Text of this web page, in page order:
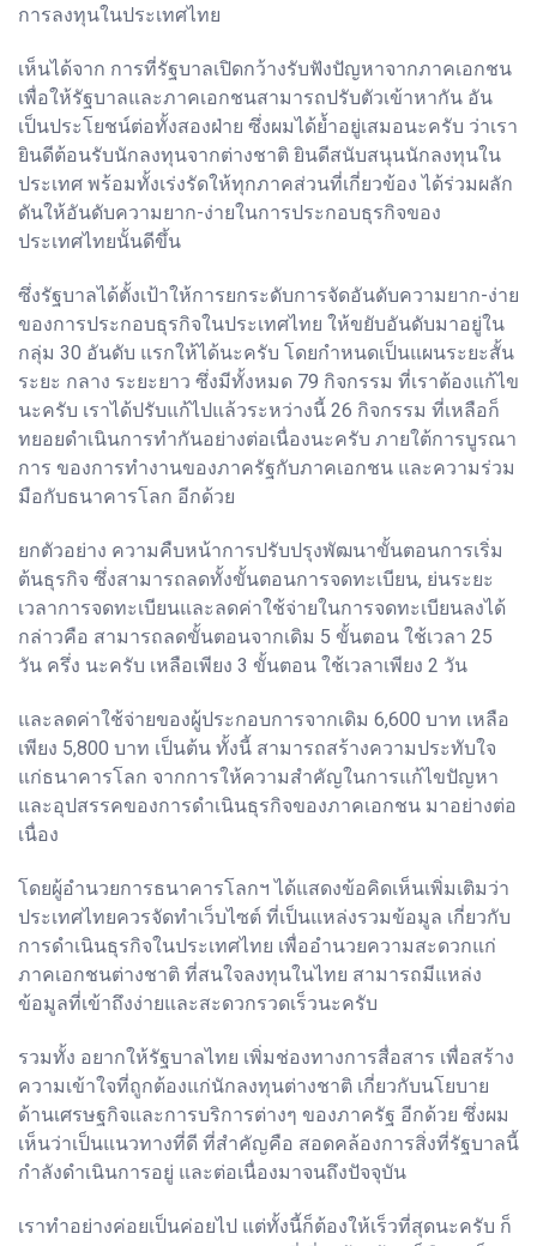
การลงทุนในประเทศไทย
เห็นได้จาก การที่รัฐบาลเปิดกว้างรับฟังปัญหาจากภาคเอกชน
เพื่อให้รัฐบาลและภาคเอกชนสามารถปรับตัวเข้าหากัน อัน
เป็นประโยชน์ต่อทั้งสองฝ่าย ซึ่งผมได้ย้ำอยู่เสมอนะครับ ว่าเรา
ยินดีต้อนรับนักลงทุนจากต่างชาติ ยินดีสนับสนุนนักลงทุนใน
ประเทศ พร้อมทั้งเร่งรัดให้ทุกภาคส่วนที่เกี่ยวข้อง ได้ร่วมผลัก
ดันให้อันดับความยาก-ง่ายในการประกอบธุรกิจของ
ประเทศไทยนั้นดีขึ้น
ซึ่งรัฐบาลได้ตั้งเป้าให้การยกระดับการจัดอันดับความยาก-ง่าย
ของการประกอบธุรกิจในประเทศไทย ให้ขยับอันดับมาอยู่ใน
กลุ่ม 30 อันดับ แรกให้ได้นะครับ โดยกำหนดเป็นแผนระยะสั้น
ระยะ กลาง ระยะยาว ซึ่งมีทั้งหมด 79 กิจกรรม ที่เราต้องแก้ไข
นะครับ เราได้ปรับแก้ไปแล้วระหว่างนี้ 26 กิจกรรม ที่เหลือก็
ทยอยดำเนินการทำกันอย่างต่อเนื่องนะครับ ภายใต้การบูรณา
การ ของการทำงานของภาครัฐกับภาคเอกชน และความร่วม
มือกับธนาคารโลก อีกด้วย
ยกตัวอย่าง ความคืบหน้าการปรับปรุงพัฒนาขั้นตอนการเริ่ม
ต้นธุรกิจ ซึ่งสามารถลดทั้งขั้นตอนการจดทะเบียน, ย่นระยะ
เวลาการจดทะเบียนและลดค่าใช้จ่ายในการจดทะเบียนลงได้
กล่าวคือ สามารถลดขั้นตอนจากเดิม 5 ขั้นตอน ใช้เวลา 25
วัน ครึ่ง นะครับ เหลือเพียง 3 ขั้นตอน ใช้เวลาเพียง 2 วัน
และลดค่าใช้จ่ายของผู้ประกอบการจากเดิม 6,600 บาท เหลือ
เพียง 5,800 บาท เป็นต้น ทั้งนี้ สามารถสร้างความประทับใจ
แก่ธนาคารโลก จากการให้ความสำคัญในการแก้ไขปัญหา
และอุปสรรคของการดำเนินธุรกิจของภาคเอกชน มาอย่างต่อ
เนื่อง
โดยผู้อำนวยการธนาคารโลกฯ ได้แสดงข้อคิดเห็นเพิ่มเติมว่า
ประเทศไทยควรจัดทำเว็บไซต์ ที่เป็นแหล่งรวมข้อมูล เกี่ยวกับ
การดำเนินธุรกิจในประเทศไทย เพื่ออำนวยความสะดวกแก่
ภาคเอกชนต่างชาติ ที่สนใจลงทุนในไทย สามารถมีแหล่ง
ข้อมูลที่เข้าถึงง่ายและสะดวกรวดเร็วนะครับ
รวมทั้ง อยากให้รัฐบาลไทย เพิ่มช่องทางการสื่อสาร เพื่อสร้าง
ความเข้าใจที่ถูกต้องแก่นักลงทุนต่างชาติ เกี่ยวกับนโยบาย
ด้านเศรษฐกิจและการบริการต่างๆ ของภาครัฐ อีกด้วย ซึ่งผม
เห็นว่าเป็นแนวทางที่ดี ที่สำคัญคือ สอดคล้องการสิ่งที่รัฐบาลนี้
กำลังดำเนินการอยู่ และต่อเนื่องมาจนถึงปัจจุบัน
เราทำอย่างค่อยเป็นค่อยไป แต่ทั้งนี้ก็ต้องให้เร็วที่สุดนะครับ ก็